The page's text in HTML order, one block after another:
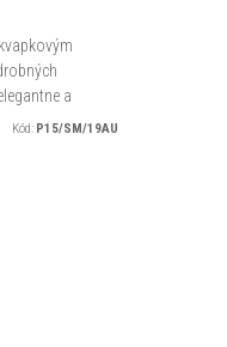
a
aj
Kód: P15/SM/19AU